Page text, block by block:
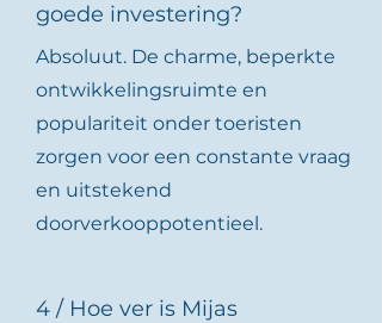
goede investering?
Absoluut. De charme, beperkte
ontwikkelingsruimte en
populariteit onder toeristen
zorgen voor een constante vraag
en uitstekend
doorverkooppotentieel.
4 / Hoe ver is Mijas